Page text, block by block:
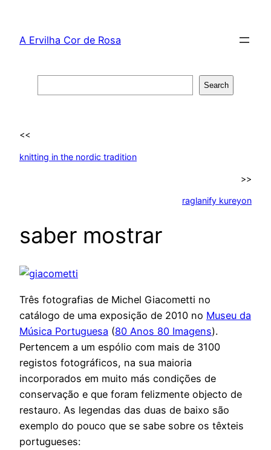
content
A Ervilha Cor de Rosa
Search
<<
knitting in the nordic tradition
>>
raglanify kureyon
saber mostrar
Três fotografias de Michel Giacometti no
catálogo de uma exposição de 2010 no Museu da
Música Portuguesa (80 Anos 80 Imagens).
Pertencem a um espólio com mais de 3100
registos fotográficos, na sua maioria
incorporados em muito más condições de
conservação e que foram felizmente objecto de
restauro. As legendas das duas de baixo são
exemplo do pouco que se sabe sobre os têxteis
portugueses: